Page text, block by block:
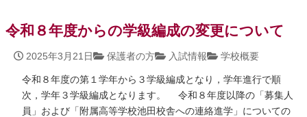
令和８年度からの学級編成の変更について
2025年3月21日 保護者の方 入試情報 学校概要
令和８年度の第１学年から３学級編成となり，学年進行で順
次，学年３学級編成となります。 令和８年度以降の「募集人
員」および「附属高等学校池田校舎への連絡進学」についての